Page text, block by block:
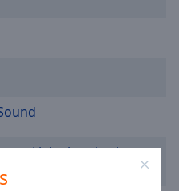
Liebe ist wie ein